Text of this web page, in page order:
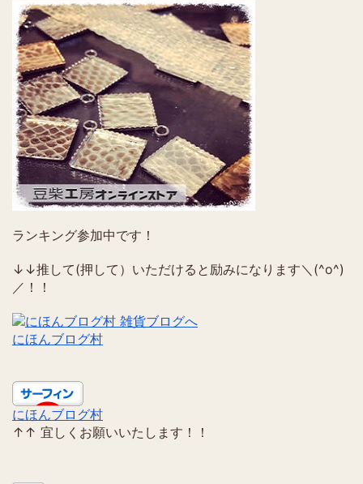
ランキング参加中です！
↓↓推して(押して）いただけると励みになります＼(^o^)
／！！
にほんブログ村
にほんブログ村
↑↑ 宜しくお願いいたします！！